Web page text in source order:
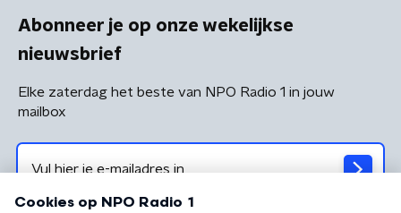
Abonneer je op onze wekelijkse
nieuwsbrief
Elke zaterdag het beste van NPO Radio 1 in jouw
mailbox